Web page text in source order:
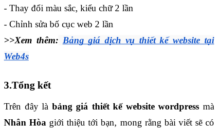
- Thay đổi màu sắc, kiểu chữ 2 lần
- Chỉnh sửa bố cục web 2 lần
>>Xem thêm: Bảng giá dịch vụ thiết kế website tại
Web4s
3.Tổng kết
Trên đây là bảng giá thiết kế website wordpress
Nhân Hòa giới thiệu tới bạn, mong rằng bài viết sẽ có